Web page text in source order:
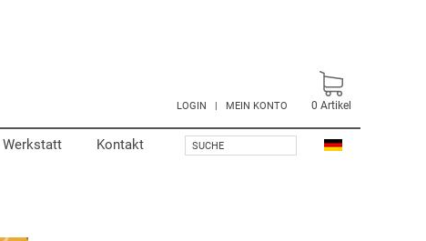
LOGIN | MEIN KONTO
Werkstatt Kontakt SUCHE
0 Artikel